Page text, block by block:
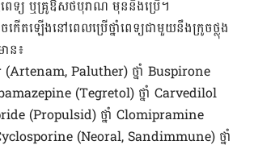
េទ្យ​ ឬ​គ្រូឱសថ​បុរាណ ​មុន​នឹង​ប្រើ។
ើត​ឡើង​នៅ​ពេល​ប្រើ​ថ្នាំ​ពេទ្យ​ជាមួយ​នឹង​ក្រូច​ថ្លុង
ន៖
(Artenam, Paluther) ថ្នាំ Buspirone
(Tegretol) ថ្នាំ Carvedilol
(Propulsid) ថ្នាំ Clomipramine
(Neoral, Sandimmune) ថ្នាំ